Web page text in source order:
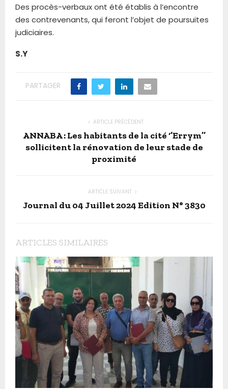
Des procès-verbaux ont été établis à l’encontre
des contrevenants, qui feront l’objet de poursuites
judiciaires.
S.Y
PARTAGER
ARTICLE PRÉCÉDENT
ANNABA : Les habitants de la cité ‘’Errym’’
sollicitent la rénovation de leur stade de
proximité
ARTICLE SUIVANT
Journal du 04 Juillet 2024 Edition N° 3830
ARTICLES SIMILAIRES